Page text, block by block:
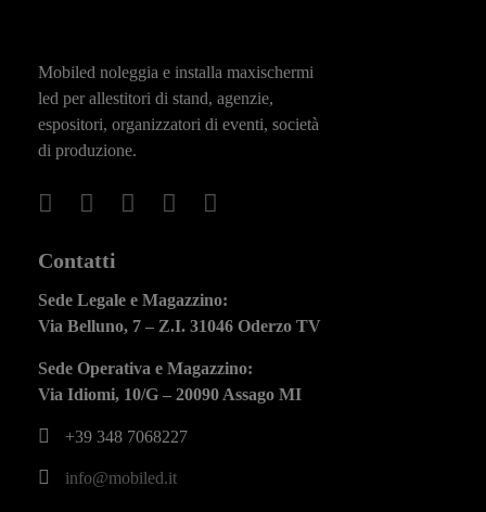
Mobiled noleggia e installa maxischermi
led per allestitori di stand, agenzie,
espositori, organizzatori di eventi, società
di produzione.
Contatti
Sede Legale e Magazzino:
Via Belluno, 7 – Z.I. 31046 Oderzo TV
Sede Operativa e Magazzino:
Via Idiomi, 10/G – 20090 Assago MI
+39 348 7068227
info@mobiled.it